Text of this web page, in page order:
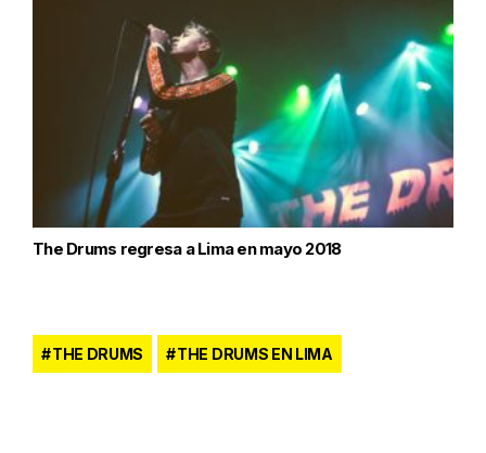
The Drums regresa a Lima en mayo 2018
THE DRUMS THE DRUMS EN LIMA